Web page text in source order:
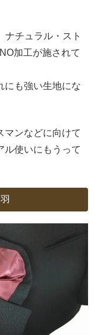
ナチュラル・スト
加工が施されて
にも強い生地にな
マンなどに向けて
ル使いにもうって